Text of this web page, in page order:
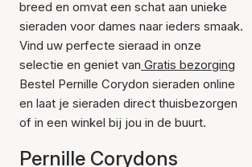
breed en omvat een schat aan unieke
sieraden voor dames naar ieders smaak.
Vind uw perfecte sieraad in onze
selectie en geniet van Gratis bezorging
Bestel Pernille Corydon sieraden online
en laat je sieraden direct thuisbezorgen
of in een winkel bij jou in de buurt.
Pernille Corydons